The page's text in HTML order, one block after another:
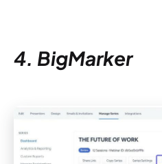
4. BigMarker